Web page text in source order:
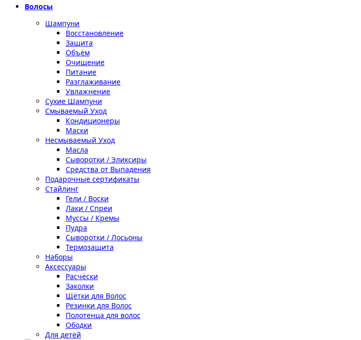
Волосы
Шампуни
Восстановление
Защита
Объём
Очищение
Питание
Разглаживание
Увлажнение
Сухие Шампуни
Смываемый Уход
Кондиционеры
Маски
Несмываемый Уход
Масла
Сыворотки / Эликсиры
Средства от Выпадения
Подарочные сертификаты
Стайлинг
Гели / Воски
Лаки / Спреи
Муссы / Кремы
Пудра
Сыворотки / Лосьоны
Термозащита
Наборы
Аксессуары
Расчёски
Заколки
Щётки для Волос
Резинки для Волос
Полотенца для волос
Ободки
Для детей